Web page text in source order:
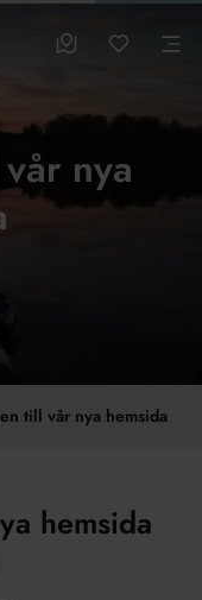
BesöksmålMina
nya
till vår nya hemsida
hemsida